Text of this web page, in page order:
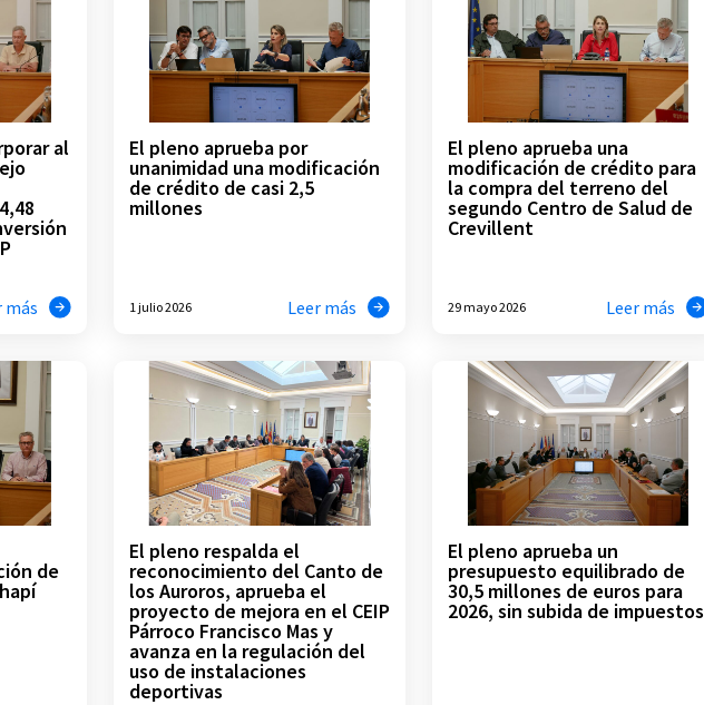
al
más
El pleno aprueba por
unanimidad una modificación
de crédito de casi 2,5
millones
1 julio 2026 Leer más
El pleno aprueba una
modificación de crédito para
la compra del terreno del
segundo Centro de Salud de
Crevillent
29 mayo 2026 Leer más
de
El pleno respalda el
reconocimiento del Canto de
los Auroros, aprueba el
proyecto de mejora en el CEIP
Párroco Francisco Mas y
avanza en la regulación del
uso de instalaciones
deportivas
El pleno aprueba un
presupuesto equilibrado de
30,5 millones de euros para
2026, sin subida de impuestos